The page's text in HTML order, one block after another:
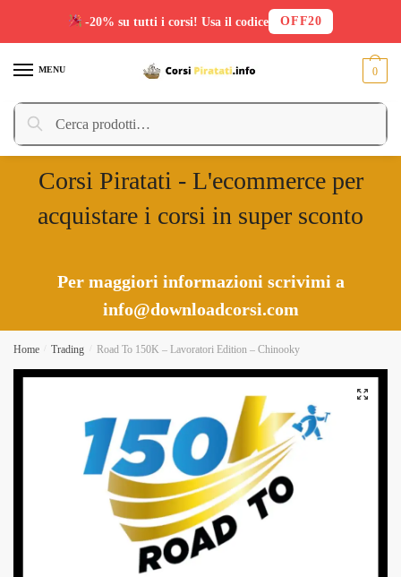
MENU
Cerca:
Cerca
0
Corsi Piratati - L'ecommerce per
acquistare i corsi in super sconto
Per maggiori informazioni scrivimi a
info@downloadcorsi.com
Home Trading Road To 150K – Lavoratori Edition – Chinooky
-20% su tutti i corsi! Usa il codice OFF20